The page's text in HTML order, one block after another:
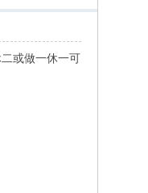
或做一休一可